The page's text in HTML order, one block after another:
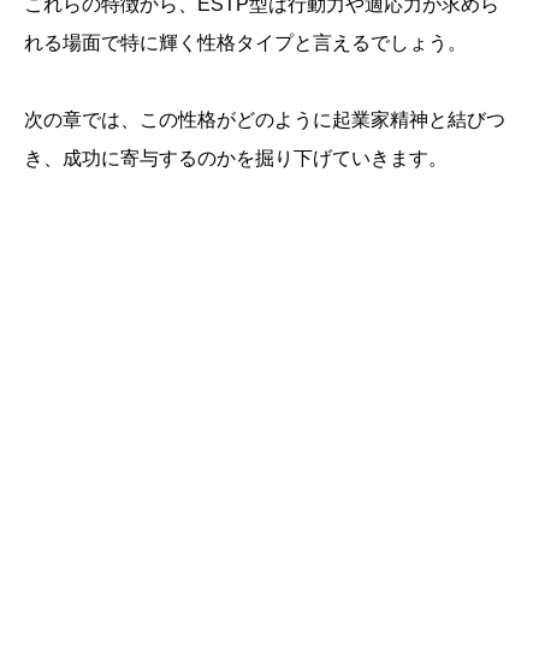
れる場面で特に輝く性格タイプと言えるでしょう。
次の章では、この性格がどのように起業家精神と結びつ
き、成功に寄与するのかを掘り下げていきます。